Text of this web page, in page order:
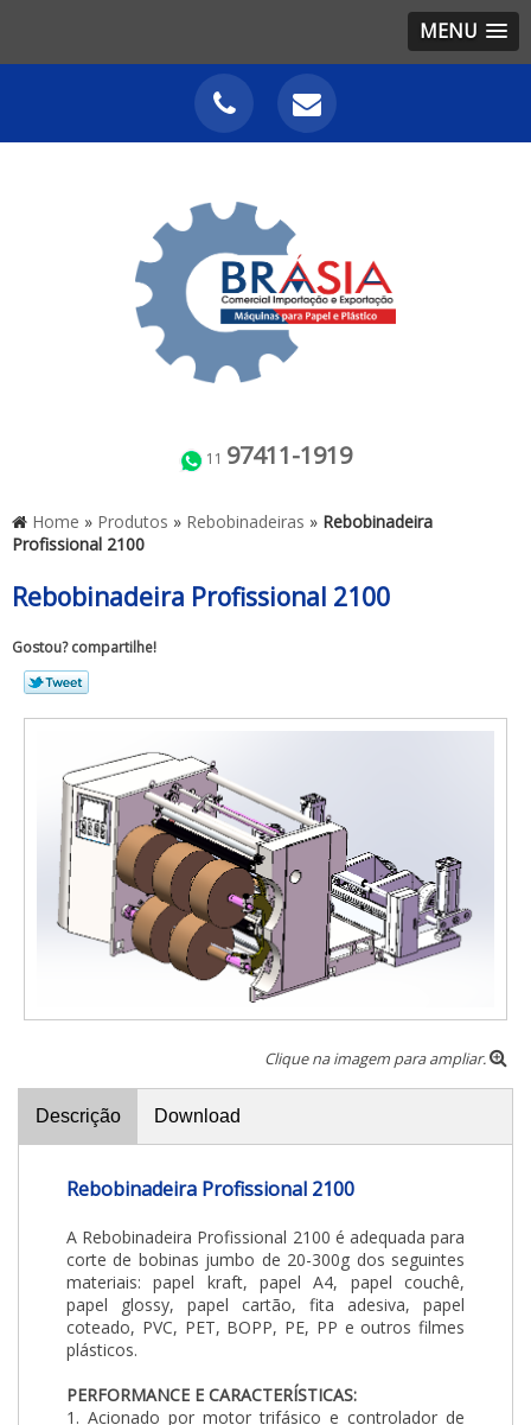
MENU
11 97411-1919
Home » Produtos » Rebobinadeiras » Rebobinadeira
Profissional 2100
Rebobinadeira Profissional 2100
Gostou? compartilhe!
Clique na imagem para ampliar.
Descrição Download
Rebobinadeira Profissional 2100
A Rebobinadeira Profissional 2100 é adequada para
corte de bobinas jumbo de 20-300g dos seguintes
materiais: papel kraft, papel A4, papel couchê,
papel glossy, papel cartão, fita adesiva, papel
coteado, PVC, PET, BOPP, PE, PP e outros filmes
plásticos.
PERFORMANCE E CARACTERÍSTICAS:
1. Acionado por motor trifásico e controlador de